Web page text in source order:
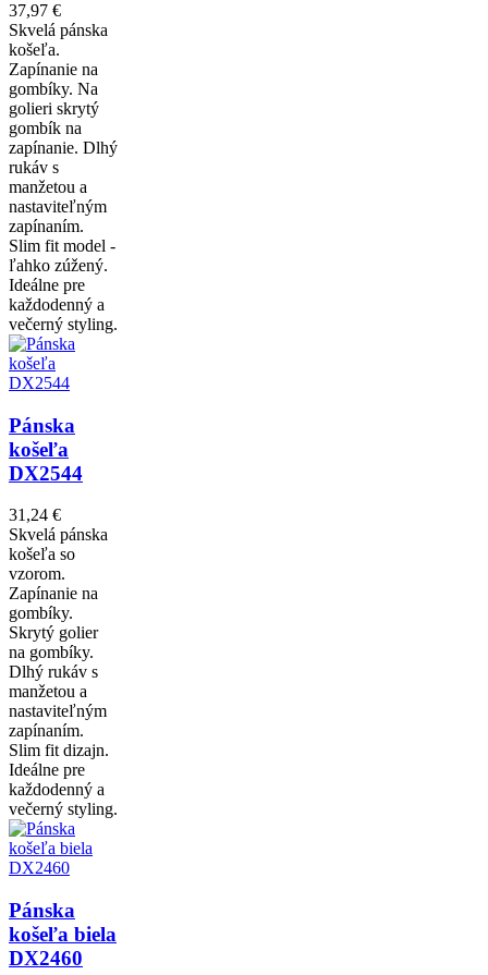
37,97 €
Skvelá pánska
košeľa.
Zapínanie na
gombíky. Na
golieri skrytý
gombík na
zapínanie. Dlhý
rukáv s
manžetou a
nastaviteľným
zapínaním.
Slim fit model -
ľahko zúžený.
Ideálne pre
každodenný a
večerný styling.
Pánska
košeľa
DX2544
31,24 €
Skvelá pánska
košeľa so
vzorom.
Zapínanie na
gombíky.
Skrytý golier
na gombíky.
Dlhý rukáv s
manžetou a
nastaviteľným
zapínaním.
Slim fit dizajn.
Ideálne pre
každodenný a
večerný styling.
Pánska
košeľa biela
DX2460